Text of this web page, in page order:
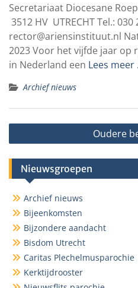
Secretariaat Diocesane
3512 HV UTRECHT Tel.:
rector@ariensinstituut.nl
2023 Voor het vijfde jaar op
in Nederland een Lees meer
Archief nieuws
Berichtennavigatie
Oudere
Nieuwsgroepen
Archief nieuws
Bijeenkomsten
Bijzondere aandacht
Bisdom Utrecht
Caritas Plechelmusparochie
Kerktijdrooster